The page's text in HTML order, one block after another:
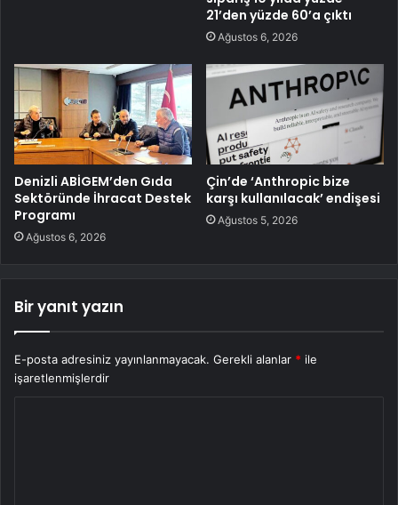
21’den yüzde 60’a çıktı
Ağustos 6, 2026
Denizli ABİGEM’den Gıda
Sektöründe İhracat Destek
Programı
Ağustos 6, 2026
Çin’de ‘Anthropic bize
karşı kullanılacak’ endişesi
Ağustos 5, 2026
Bir yanıt yazın
E-posta adresiniz yayınlanmayacak. Gerekli alanlar * ile
işaretlenmişlerdir